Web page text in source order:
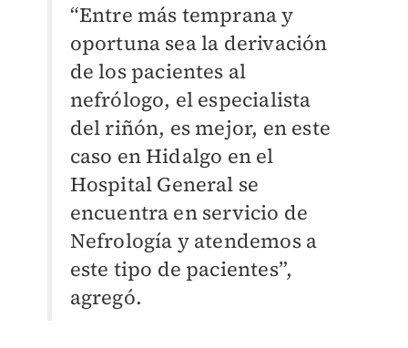
“Entre más temprana y
oportuna sea la derivación
de los pacientes al
nefrólogo, el especialista
del riñón, es mejor, en este
caso en Hidalgo en el
Hospital General se
encuentra en servicio de
Nefrología y atendemos a
este tipo de pacientes”,
agregó.